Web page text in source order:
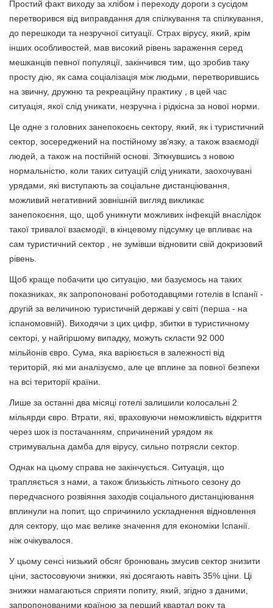
Простий факт виходу за хлібом і переходу дороги з сусідом
перетворився від виправдання для спілкування та спілкування,
до перешкоди та незручної ситуації. Страх вірусу, який, крім
інших особливостей, мав високий рівень зараження серед
мешканців певної популяції, закінчився тим, що зробив таку
просту дію, як сама соціалізація між людьми, перетворившись
на звичну, дружню та рекреаційну практику , в цей час
ситуація, якої слід уникати, незручна і рідкісна за нової норми.
Це одне з головних занепокоєнь сектору, який, як і туристичний
сектор, зосереджений на постійному зв’язку, а також взаємодії
людей, а також на постійній основі. Зіткнувшись з новою
нормальністю, коли таких ситуацій слід уникати, заохочувані
урядами, які виступають за соціальне дистанціювання,
можливий негативний зовнішній вигляд викликає
занепокоєння, що, щоб уникнути можливих інфекцій внаслідок
такої тривалої взаємодії, в кінцевому підсумку це впливає на
сам туристичний сектор , не зумівши відновити свій докризовий
рівень.
Щоб краще побачити цю ситуацію, ми базуємось на таких
показниках, як запропоновані роботодавцями готелів в Іспанії -
другій за величиною туристичній державі у світі (перша - на
іспаномовній). Виходячи з цих цифр, збитки в туристичному
секторі, у найгіршому випадку, можуть скласти 92 000
мільйонів євро. Сума, яка варіюється в залежності від
територій, які ми аналізуємо, але це вплине за повної безпеки
на всі території країни.
Лише за останні два місяці готелі залишили колосальні 2
мільярди євро. Втрати, які, враховуючи неможливість відкриття
через шок із постачанням, спричинений урядом як
стримувальна дамба для вірусу, сильно потрясли сектор.
Однак на цьому справа не закінчується. Ситуація, що
трапляється з нами, а також близькість літнього сезону до
передчасного розвіяння заходів соціального дистанціювання
вплинули на попит, що спричинило ускладнення відновлення
для сектору, що має велике значення для економіки Іспанії.
ніж очікувалося.
У цьому сенсі низький обсяг бронювань змусив сектор знизити
ціни, застосовуючи знижки, які досягають навіть 35% ціни. Ці
знижки намагаються сприяти попиту, який, згідно з даними,
запропонованими країною за перший квартал року та